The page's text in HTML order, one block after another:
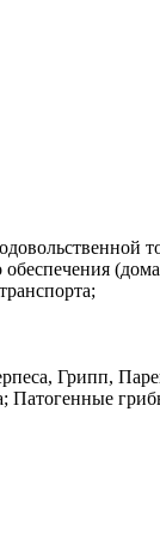
Грипп,
Патогенные